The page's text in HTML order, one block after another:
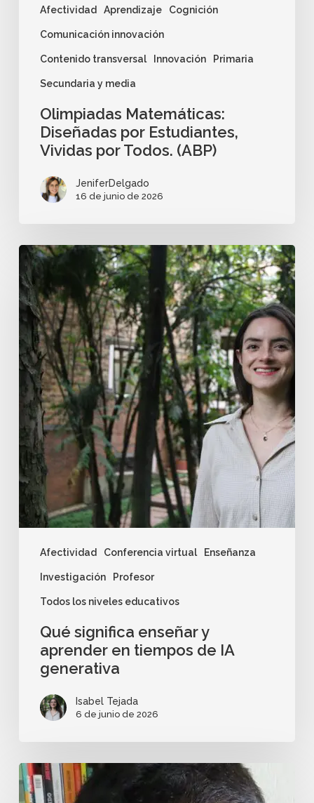
Afectividad Aprendizaje Cognición
Comunicación innovación
Contenido transversal Innovación Primaria
Secundaria y media
Olimpiadas Matemáticas:
Diseñadas por Estudiantes,
Vividas por Todos. (ABP)
JeniferDelgado
16 de junio de 2026
Afectividad Conferencia virtual Enseñanza
Investigación Profesor
Todos los niveles educativos
Qué significa enseñar y
aprender en tiempos de IA
generativa
Isabel Tejada
6 de junio de 2026